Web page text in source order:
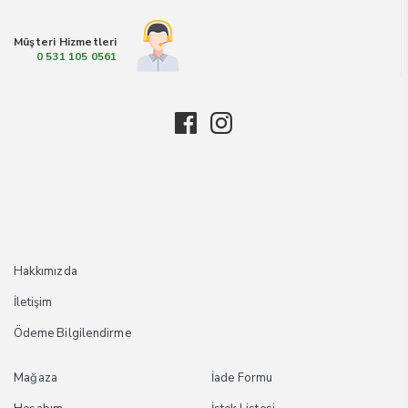
Müşteri Hizmetleri
0 531 105 0561
Hakkımızda
İletişim
Ödeme Bilgilendirme
Mağaza
İade Formu